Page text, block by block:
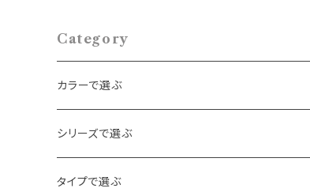
Category
カラーで選ぶ
ゴールド
シルバー
シリーズで選ぶ
パール・ビーズ
タイプで選ぶ